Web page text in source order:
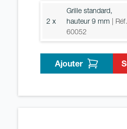
2 x
Grille standard,
hauteur 9 mm | Réf.
60052
Ajouter